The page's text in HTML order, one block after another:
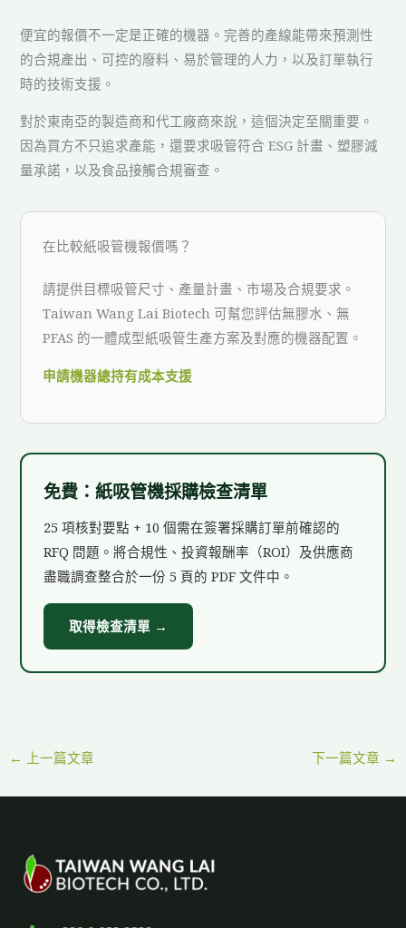
便宜的報價不一定是正確的機器。完善的產線能帶來預測性
的合規產出、可控的廢料、易於管理的人力，以及訂單執行
時的技術支援。
對於東南亞的製造商和代工廠商來說，這個決定至關重要。
因為買方不只追求產能，還要求吸管符合 ESG 計畫、塑膠減
量承諾，以及食品接觸合規審查。
在比較紙吸管機報價嗎？
請提供目標吸管尺寸、產量計畫、市場及合規要求。
Taiwan Wang Lai Biotech 可幫您評估無膠水、無
PFAS 的一體成型紙吸管生產方案及對應的機器配置。
申請機器總持有成本支援
免費：紙吸管機採購檢查清單
25 項核對要點 + 10 個需在簽署採購訂單前確認的
RFQ 問題。將合規性、投資報酬率（ROI）及供應商
盡職調查整合於一份 5 頁的 PDF 文件中。
取得檢查清單 →
← 上一篇文章 下一篇文章 →